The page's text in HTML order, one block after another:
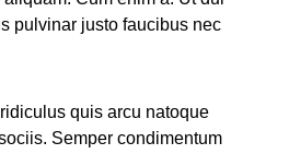
pulvinar justo faucibus nec
quis arcu natoque
Semper condimentum